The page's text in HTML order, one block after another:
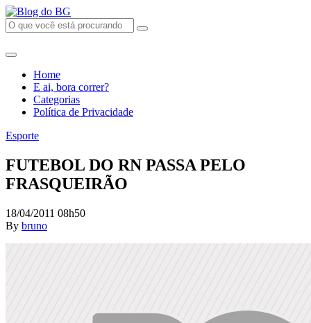
Home
E ai, bora correr?
Categorias
Política de Privacidade
Esporte
FUTEBOL DO RN PASSA PELO
FRASQUEIRÃO
18/04/2011 08h50
By bruno